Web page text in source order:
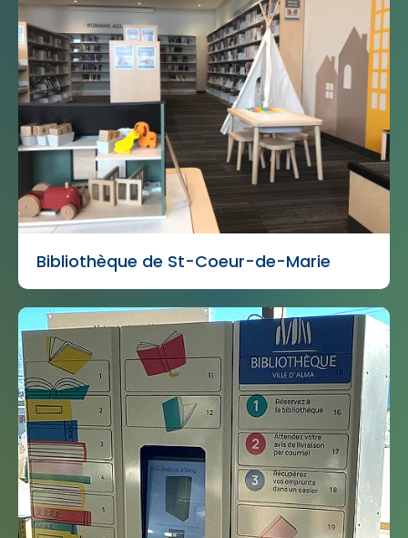
Bibliothèque de St-Coeur-de-Marie